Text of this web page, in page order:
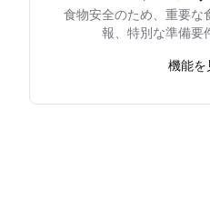
食物安全のため、重要な
報、特別な準備要
機能を